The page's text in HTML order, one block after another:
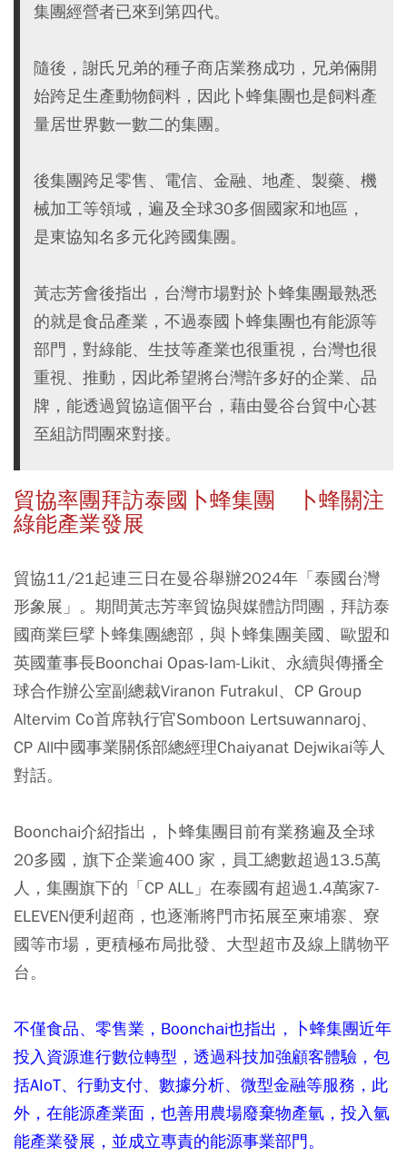
集團經營者已來到第四代。
隨後，謝氏兄弟的種子商店業務成功，兄弟倆開
始跨足生產動物飼料，因此卜蜂集團也是飼料產
量居世界數一數二的集團。
後集團跨足零售、電信、金融、地產、製藥、機
械加工等領域，遍及全球30多個國家和地區，
是東協知名多元化跨國集團。
黃志芳會後指出，台灣市場對於卜蜂集團最熟悉
的就是食品產業，不過泰國卜蜂集團也有能源等
部門，對綠能、生技等產業也很重視，台灣也很
重視、推動，因此希望將台灣許多好的企業、品
牌，能透過貿協這個平台，藉由曼谷台貿中心甚
至組訪問團來對接。
貿協率團拜訪泰國卜蜂集團 卜蜂關注
綠能產業發展
貿協11/21起連三日在曼谷舉辦2024年「泰國台灣
形象展」。期間黃志芳率貿協與媒體訪問團，拜訪泰
國商業巨擘卜蜂集團總部，與卜蜂集團美國、歐盟和
英國董事長Boonchai Opas-Iam-Likit、永續與傳播全
球合作辦公室副總裁Viranon Futrakul、CP Group
Altervim Co首席執行官Somboon Lertsuwannaroj、
CP All中國事業關係部總經理Chaiyanat Dejwikai等人
對話。
Boonchai介紹指出，卜蜂集團目前有業務遍及全球
20多國，旗下企業逾400 家，員工總數超過13.5萬
人，集團旗下的「CP ALL」在泰國有超過1.4萬家7-
ELEVEN便利超商，也逐漸將門市拓展至柬埔寨、寮
國等市場，更積極布局批發、大型超市及線上購物平
台。
不僅食品、零售業，Boonchai也指出，卜蜂集團近年
投入資源進行數位轉型，透過科技加強顧客體驗，包
括AIoT、行動支付、數據分析、微型金融等服務，此
外，在能源產業面，也善用農場廢棄物產氫，投入氫
能產業發展，並成立專責的能源事業部門。